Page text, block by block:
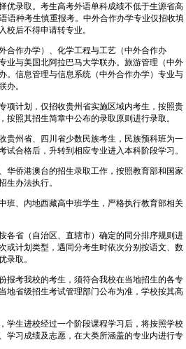
优录取。考生高考外语单科成绩不低于生源省高
语种考生慎重报考。中外合作办学专业仅招收填
校后不得申请转专业。
作办学）、化学工程与工艺（中外合作办
业与美国北阿拉巴马大学联办。旅游管理（中外
。信息管理与信息系统（中外合作办学）专业与
办。
计划，仅招收贵州省实施区域内考生，按照贵
按照其招生简章中公布的录取原则进行录取。
州省、四川省少数民族考生，民族预科班为一
试合格后，升转到相应专业进入本科阶段学习。
侨港澳台的招生录取工作，按照教育部和国家
生办法执行。
、内地西藏高中班学生，严格执行教育部相关
省（自治区、直辖市）确定的同分排序规则进
或计划类型，遇同分考生时依次分别按语文、数
录取。
考我校的考生，须符合我校在当地招生的各专
地省级招生考试管理部门公布为准，学校按其高
生进校经过一个阶段课程学习后，将按照学校
学习成绩及志愿，在大类所涵盖的专业内进行专